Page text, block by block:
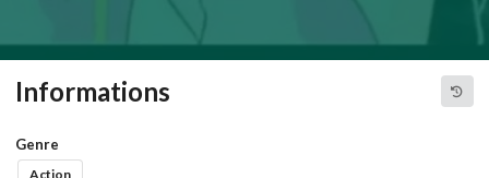
Informations
Genre
Action